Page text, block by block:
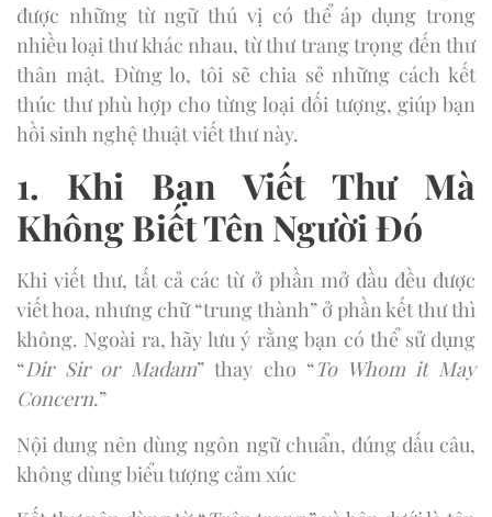
được những từ ngữ thú vị có thể áp dụng trong
nhiều loại thư khác nhau, từ thư trang trọng đến thư
thân mật. Đừng lo, tôi sẽ chia sẻ những cách kết
thúc thư phù hợp cho từng loại đối tượng, giúp bạn
hồi sinh nghệ thuật viết thư này.
1. Khi Bạn Viết Thư Mà
Không Biết Tên Người Đó
Khi viết thư, tất cả các từ ở phần mở đầu đều được
viết hoa, nhưng chữ “trung thành” ở phần kết thư thì
không. Ngoài ra, hãy lưu ý rằng bạn có thể sử dụng
“Dir Sir or Madam” thay cho “To Whom it May
Concern.”
Nội dung nên dùng ngôn ngữ chuẩn, đúng dấu câu,
không dùng biểu tượng cảm xúc